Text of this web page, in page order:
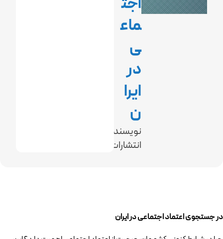
ماع
ی
در
ایرا
ن
نویسنده:
انتشارات:
در جستجوی اعتماد اجتماعی در ایران